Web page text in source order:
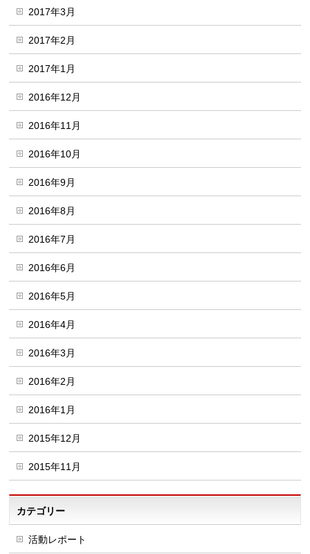
2017年3月
2017年2月
2017年1月
2016年12月
2016年11月
2016年10月
2016年9月
2016年8月
2016年7月
2016年6月
2016年5月
2016年4月
2016年3月
2016年2月
2016年1月
2015年12月
2015年11月
カテゴリー
活動レポート